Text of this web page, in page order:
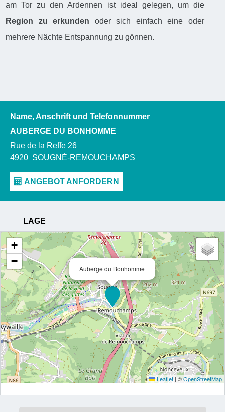
am Tor zu den Ardennen ist ideal gelegen, um die
Region zu erkunden oder sich einfach eine oder
mehrere Nächte Entspannung zu gönnen.
Name, Anschrift und Telefonnummer
AUBERGE DU BONHOMME
Rue de la Reffe 26
4920 SOUGNÉ-REMOUCHAMPS
LAGE
Auberge du Bonhomme
+
−
Leaflet | ©OpenStreetMap